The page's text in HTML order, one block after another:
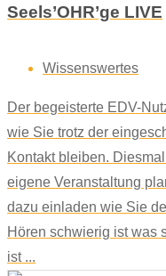
Seels’OHR’ge LIVE
Wissenswertes
Der begeisterte EDV-
wie Sie trotz der
Kontakt bleiben.
eigene Veranstaltung
dazu einladen wie Sie
Hören schwierig ist was
ist ...